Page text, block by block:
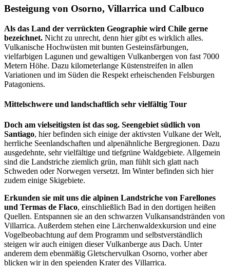
Besteigung von Osorno, Villarrica und Calbuco
Als das Land der verrückten Geographie wird Chile gerne
bezeichnet. Nicht zu unrecht, denn hier gibt es wirklich alles.
Vulkanische Hochwüsten mit bunten Gesteinsfärbungen,
vielfarbigen Lagunen und gewaltigen Vulkanbergen von fast 7000
Metern Höhe. Dazu kilometerlange Küstenstreifen in allen
Variationen und im Süden die Respekt erheischenden Felsburgen
Patagoniens.
Mittelschwere und landschaftlich sehr vielfältig Tour
Doch am vielseitigsten ist das sog. Seengebiet südlich von
Santiago, hier befinden sich einige der aktivsten Vulkane der Welt,
herrliche Seenlandschaften und alpenähnliche Bergregionen. Dazu
ausgedehnte, sehr vielfältige und tiefgrüne Waldgebiete. Allgemein
sind die Landstriche ziemlich grün, man fühlt sich glatt nach
Schweden oder Norwegen versetzt. Im Winter befinden sich hier
zudem einige Skigebiete.
Erkunden sie mit uns die alpinen Landstriche von Farellones
und Termas de Flaco, einschließlich Bad in den dortigen heißen
Quellen. Entspannen sie an den schwarzen Vulkansandstränden von
Villarrica. Außerdem stehen eine Lärchenwaldexkursion und eine
Vogelbeobachtung auf dem Programm und selbstverständlich
steigen wir auch einigen dieser Vulkanberge aus Dach. Unter
anderem dem ebenmäßig Gletschervulkan Osorno, vorher aber
blicken wir in den speienden Krater des Villarrica.